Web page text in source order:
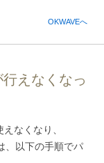
OKWAVEへ
えなくなっ
なくなり、
、以下の手順でパ